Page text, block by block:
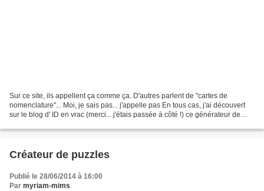
Sur ce site, ils appellent ça comme ça. D'autres parlent de "cartes de
nomenclature"... Moi, je sais pas... j'appelle pas En tous cas, j'ai découvert
sur le blog d' ID en vrac (merci... j'étais passée à côté !) ce générateur de
Créateur de puzzles
Publié le 28/06/2014 à 16:00
Par myriam-mims